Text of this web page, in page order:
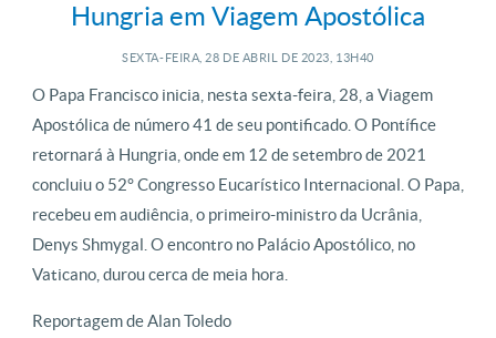
Hungria em Viagem Apostólica
SEXTA-FEIRA, 28 DE ABRIL DE 2023, 13H40
O Papa Francisco inicia, nesta sexta-feira, 28, a Viagem
Apostólica de número 41 de seu pontificado. O Pontífice
retornará à Hungria, onde em 12 de setembro de 2021
concluiu o 52° Congresso Eucarístico Internacional. O Papa,
recebeu em audiência, o primeiro-ministro da Ucrânia,
Denys Shmygal. O encontro no Palácio Apostólico, no
Vaticano, durou cerca de meia hora.
Reportagem de Alan Toledo